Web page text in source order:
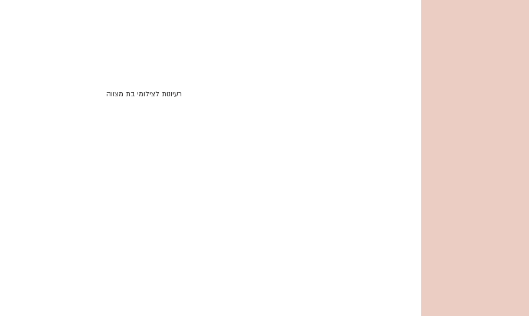
רעיונות לצילומי בת מצווה